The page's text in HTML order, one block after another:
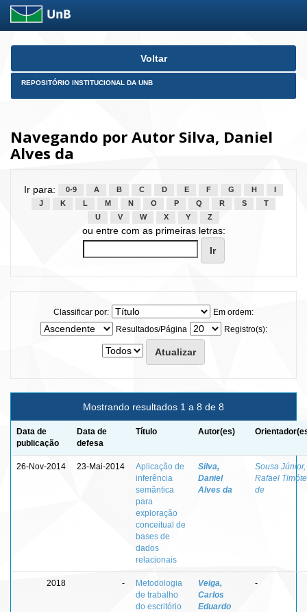
Skip
Voltar
REPOSITÓRIO INSTITUCIONAL DA UNB
Navegando por Autor Silva, Daniel
Alves da
Ir para: 0-9 A B C D E F G H
J
K L M N O P Q R S
T
U
V W X Y Z
ou entre com as primeiras letras:
Classificar por:
Em ordem:
Resultados/Página
Registro(s):
Mostrando resultados 1 a 8 de 8
Data de
publicação
Data de
defesa
Título Autor(es)
26-Nov-2014 23-Mai-2014
Aplicação de
inferência
semântica
para
exploração
conceitual de
bases de
dados
relacionais
Silva,
Daniel
Alves da
Sousa Júnior,
Rafael
de
2018 -
Metodologia
de trabalho
do escritório
Veiga,
Carlos
Eduardo
-